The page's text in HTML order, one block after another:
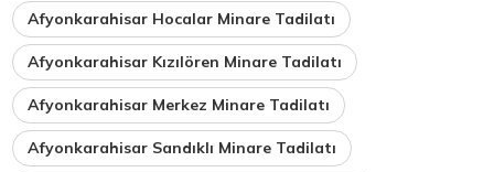
Afyonkarahisar Hocalar Minare Tadilatı
Afyonkarahisar Kızılören Minare Tadilatı
Afyonkarahisar Merkez Minare Tadilatı
Afyonkarahisar Sandıklı Minare Tadilatı